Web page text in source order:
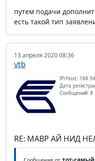
путем подачи
есть такой тип
13 апреля 2020 08:36
vtb
IP/Host:
Дата
Сообщений: 8
RE: МАВР АЙ НИД